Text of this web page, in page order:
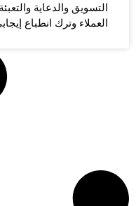
التسويق والدعاية
العملاء وترك انطباع